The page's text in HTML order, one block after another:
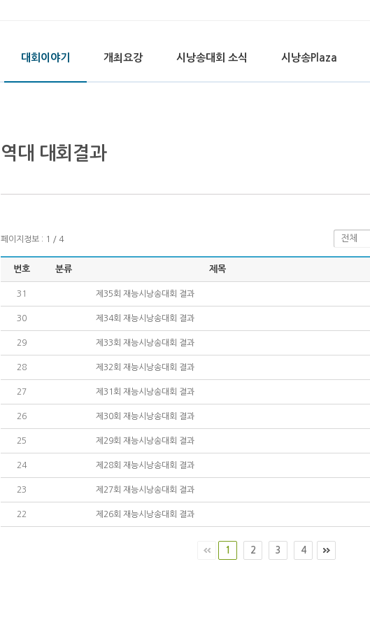
대회이야기 개최요강 시낭송대회 소식 시낭송Plaza
역대 대회결과
페이지정보 : 1 / 4
번호 분류 제목
31 제35회 재능시낭송대회 결과
30 제34회 재능시낭송대회 결과
29 제33회 재능시낭송대회 결과
28 제32회 재능시낭송대회 결과
27 제31회 재능시낭송대회 결과
26 제30회 재능시낭송대회 결과
25 제29회 재능시낭송대회 결과
24 제28회 재능시낭송대회 결과
23 제27회 재능시낭송대회 결과
22 제26회 재능시낭송대회 결과
1 2 3 4